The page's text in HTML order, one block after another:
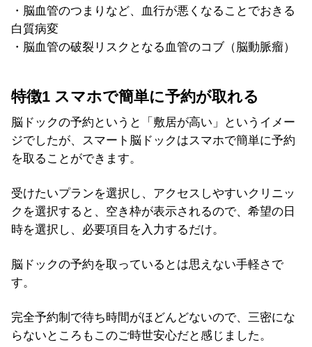
・脳血管のつまりなど、血行が悪くなることでおきる
白質病変
・脳血管の破裂リスクとなる血管のコブ（脳動脈瘤）
特徴1 スマホで簡単に予約が取れる
脳ドックの予約というと「敷居が高い」というイメー
ジでしたが、スマート脳ドックはスマホで簡単に予約
を取ることができます。
受けたいプランを選択し、アクセスしやすいクリニッ
クを選択すると、空き枠が表示されるので、希望の日
時を選択し、必要項目を入力するだけ。
脳ドックの予約を取っているとは思えない手軽さで
す。
完全予約制で待ち時間がほどんどないので、三密にな
らないところもこのご時世安心だと感じました。